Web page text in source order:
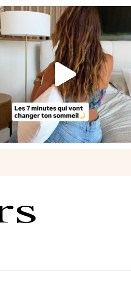
Le sommeil est essentiel à notre bien-
être… et...
102 14